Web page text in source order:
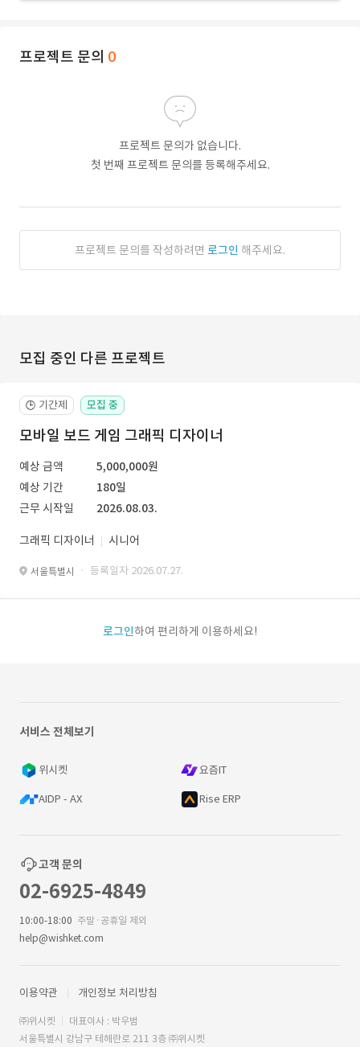
프로젝트 문의 0
프로젝트 문의가 없습니다.
첫 번째 프로젝트 문의를 등록해주세요.
프로젝트 문의를 작성하려면 로그인 해주세요.
모집 중인 다른 프로젝트
🕒 기간제 모집 중
모바일 보드 게임 그래픽 디자이너
예상 금액
5,000,000원
예상 기간
180일
근무 시작일
2026.08.03.
그래픽 디자이너 시니어
서울특별시 · 등록일자 2026.07.27.
로그인하여 편리하게 이용하세요!
서비스 전체보기
위시켓 요즘IT
AIDP - AX Rise ERP
고객 문의
02-6925-4849
10:00-18:00 주말·공휴일 제외
help@wishket.com
이용약관 개인정보 처리방침
㈜위시켓
대표이사 : 박우범
서울특별시 강남구 테헤란로 211 3층 ㈜위시켓